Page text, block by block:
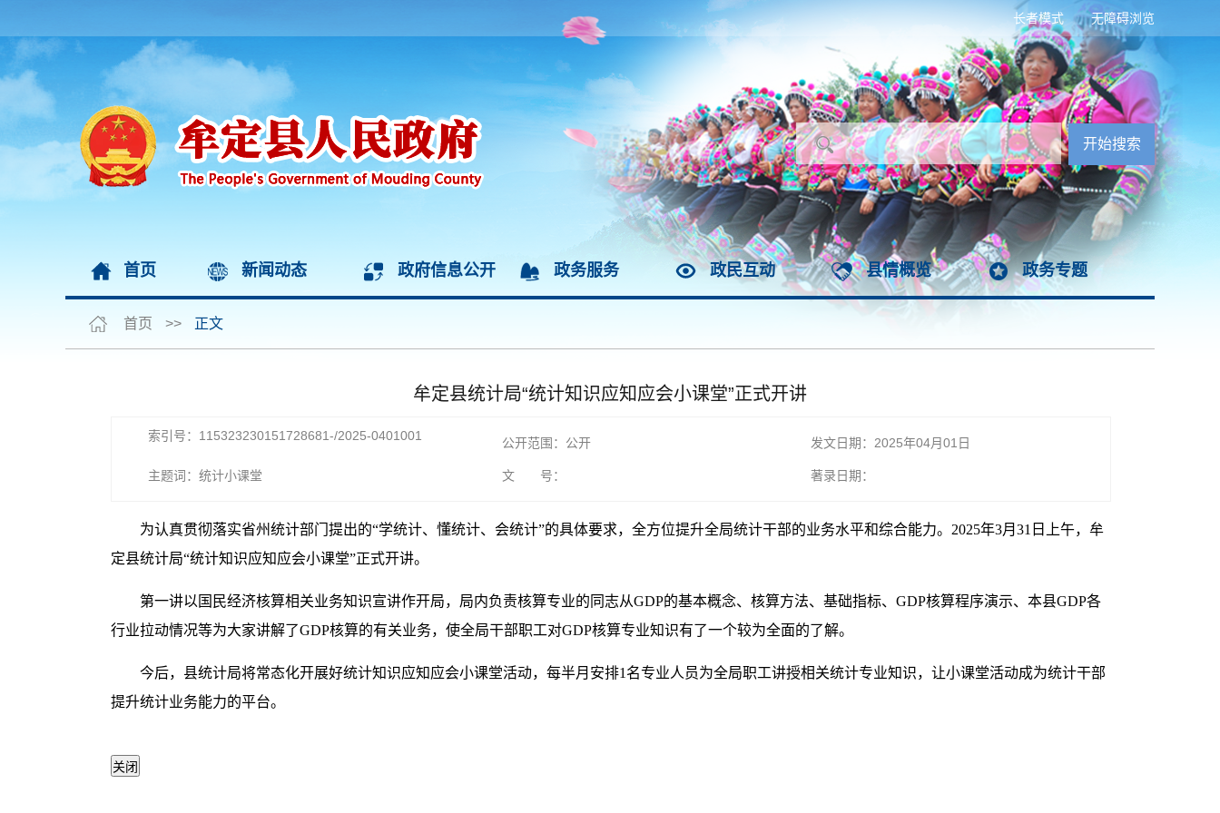
无障碍浏览
长者模式
首页 新闻动态 政府信息公开 政务服务 政民互动 县情概览 政务专题
首页 >> 正文
牟定县统计局“统计知识应知应会小课堂”正式开讲
索引号：115323230151728681-/2025-0401001 公开范围：公开 发文日期：2025年04月01日
主题词：统计小课堂 文 号： 著录日期：
为认真贯彻落实省州统计部门提出的“学统计、懂统计、会统计”的具体要求，全方位提升全局统计干部的业务水平和综合能力。2025年3月31日上午，牟
定县统计局“统计知识应知应会小课堂”正式开讲。
第一讲以国民经济核算相关业务知识宣讲作开局，局内负责核算专业的同志从GDP的基本概念、核算方法、基础指标、GDP核算程序演示、本县GDP各
行业拉动情况等为大家讲解了GDP核算的有关业务，使全局干部职工对GDP核算专业知识有了一个较为全面的了解。
今后，县统计局将常态化开展好统计知识应知应会小课堂活动，每半月安排1名专业人员为全局职工讲授相关统计专业知识，让小课堂活动成为统计干部
提升统计业务能力的平台。